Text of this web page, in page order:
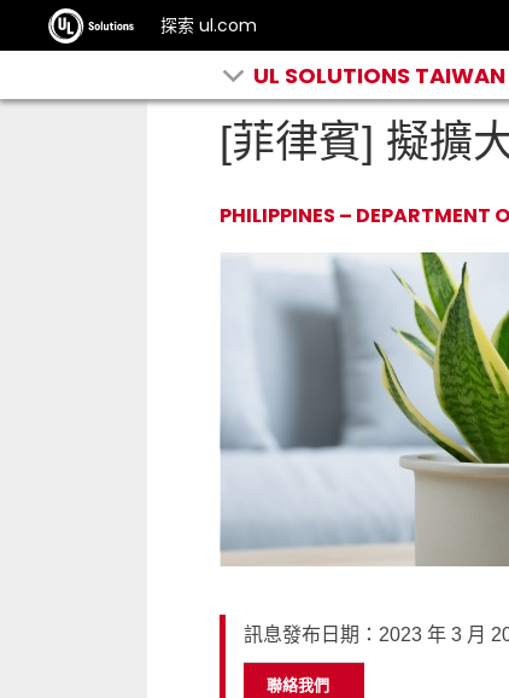
探索 ul.com
UL SOLUTIONS TAIWAN
[菲律賓] 擬擴
PHILIPPINES – DEPARTMENT
訊息發布日期：2023 年 3 月
聯絡我們